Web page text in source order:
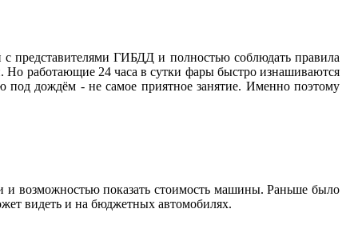
представителями ГИБДД и полностью соблюдать правила
работающие 24 часа в сутки фары быстро изнашиваются
дождём - не самое приятное занятие. Именно поэтому
и возможностью показать стоимость машины. Раньше было
видеть и на бюджетных автомобилях.